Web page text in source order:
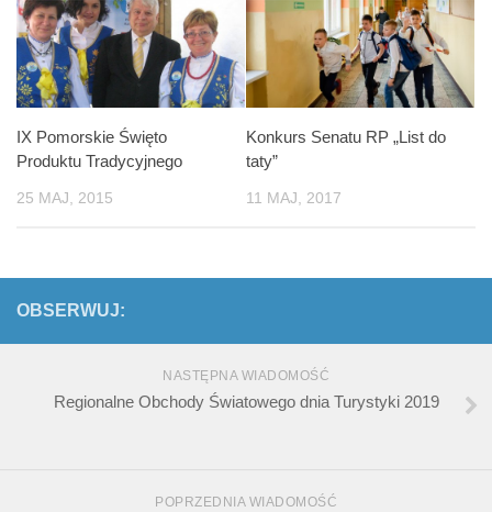
IX Pomorskie Święto
Produktu Tradycyjnego
25 MAJ, 2015
Konkurs Senatu RP „List do
taty”
11 MAJ, 2017
OBSERWUJ:
NASTĘPNA WIADOMOŚĆ
Regionalne Obchody Światowego dnia Turystyki 2019
POPRZEDNIA WIADOMOŚĆ